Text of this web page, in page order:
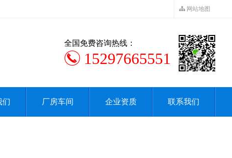
网站地图
全国免费咨询热线：
15297665551
们 厂房车间 企业资质 联系我们